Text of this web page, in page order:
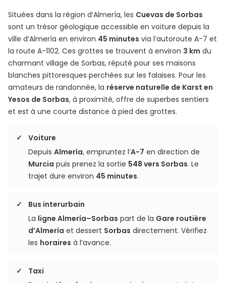
Situées dans la région d’Almería, les Cuevas de Sorbas
sont un trésor géologique accessible en voiture depuis la
ville d’Almería en environ 45 minutes via l’autoroute A-7 et
la route A-1102. Ces grottes se trouvent à environ 3 km du
charmant village de Sorbas, réputé pour ses maisons
blanches pittoresques perchées sur les falaises. Pour les
amateurs de randonnée, la réserve naturelle de Karst en
Yesos de Sorbas, à proximité, offre de superbes sentiers
et est à une courte distance à pied des grottes.
Voiture
Depuis Almería, empruntez l’A-7 en direction de
Murcia puis prenez la sortie 548 vers Sorbas. Le
trajet dure environ 45 minutes.
Bus interurbain
La ligne Almería–Sorbas part de la Gare routière
d’Almería et dessert Sorbas directement. Vérifiez
les horaires à l’avance.
Taxi